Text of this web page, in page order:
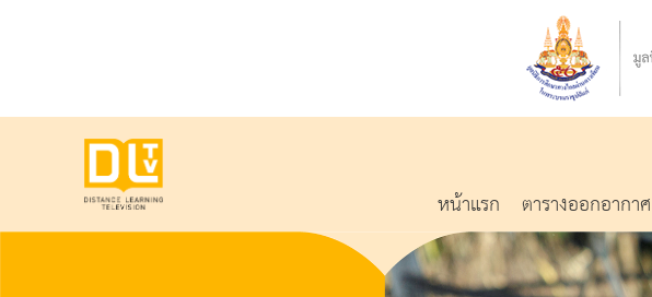
หน้าแรก ตารางออกอากาศ